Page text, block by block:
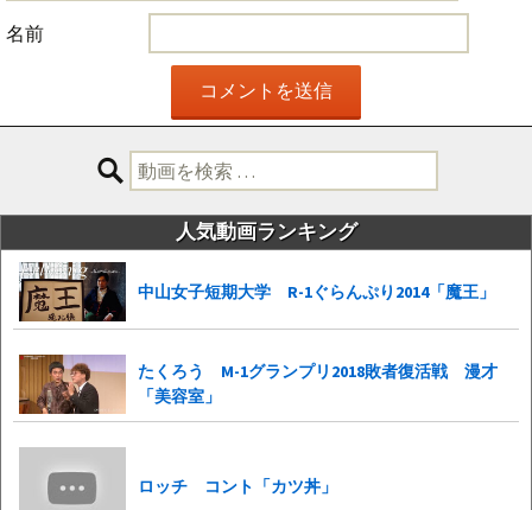
名前
検
索:
人気動画ランキング
中山女子短期大学 R-1ぐらんぷり2014「魔王」
たくろう M-1グランプリ2018敗者復活戦 漫才
「美容室」
ロッチ コント「カツ丼」